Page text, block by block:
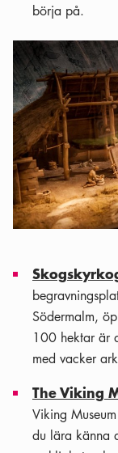
börja på.
Södermalm,
100 hektar är
med vacker
The Viking
Viking
du lära känna